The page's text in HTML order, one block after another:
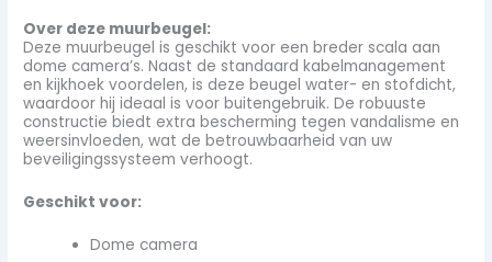
Over deze muurbeugel:
Deze muurbeugel is geschikt voor een breder scala aan
dome camera’s. Naast de standaard kabelmanagement
en kijkhoek voordelen, is deze beugel water- en stofdicht,
waardoor hij ideaal is voor buitengebruik. De robuuste
constructie biedt extra bescherming tegen vandalisme en
weersinvloeden, wat de betrouwbaarheid van uw
beveiligingssysteem verhoogt.
Geschikt voor:
Dome camera